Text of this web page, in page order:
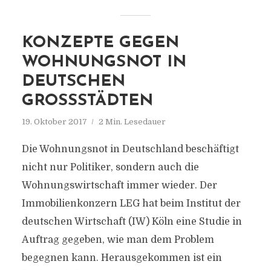
KONZEPTE GEGEN
WOHNUNGSNOT IN
DEUTSCHEN
GROSSSTÄDTEN
19. Oktober 2017 2 Min. Lesedauer
Die Wohnungsnot in Deutschland beschäftigt
nicht nur Politiker, sondern auch die
Wohnungswirtschaft immer wieder. Der
Immobilienkonzern LEG hat beim Institut der
deutschen Wirtschaft (IW) Köln eine Studie in
Auftrag gegeben, wie man dem Problem
begegnen kann. Herausgekommen ist ein